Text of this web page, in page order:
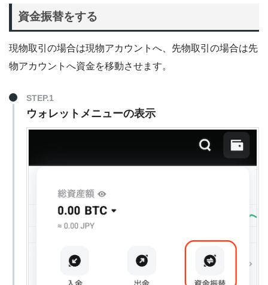
資金振替をする
現物取引の場合は現物アカウントへ、先物取引の場合は先
物アカウントへ資金を移動させます。
STEP.1
ウォレットメニューの表示